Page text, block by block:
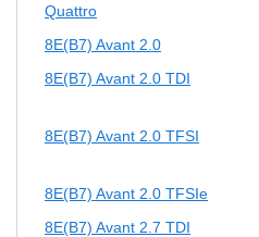
Quattro
8E(B7) Avant 2.0
8E(B7) Avant 2.0 TDI
8E(B7) Avant 2.0 TFSI
8E(B7) Avant 2.0 TFSIe
8E(B7) Avant 2.7 TDI